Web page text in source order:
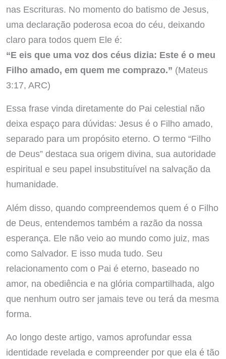
nas Escrituras. No momento do batismo de Jesus,
uma declaração poderosa ecoa do céu, deixando
claro para todos quem Ele é:
“E eis que uma voz dos céus dizia: Este é o meu
Filho amado, em quem me comprazo.” (Mateus
3:17, ARC)
Essa frase vinda diretamente do Pai celestial não
deixa espaço para dúvidas: Jesus é o Filho amado,
separado para um propósito eterno. O termo “Filho
de Deus” destaca sua origem divina, sua autoridade
espiritual e seu papel insubstituível na salvação da
humanidade.
Além disso, quando compreendemos quem é o Filho
de Deus, entendemos também a razão da nossa
esperança. Ele não veio ao mundo como juiz, mas
como Salvador. E isso muda tudo. Seu
relacionamento com o Pai é eterno, baseado no
amor, na obediência e na glória compartilhada, algo
que nenhum outro ser jamais teve ou terá da mesma
forma.
Ao longo deste artigo, vamos aprofundar essa
identidade revelada e compreender por que ela é tão